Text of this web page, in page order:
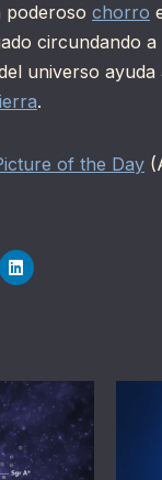
poderoso chorro
circundando
universo
.
of the Day